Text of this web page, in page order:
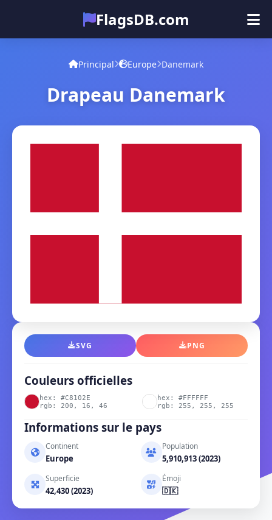
FlagsDB.com
Principal
Quiz
Principal Europe Danemark
Drapeau Danemark
SVG PNG
Couleurs officielles
hex: #C8102E
rgb: 200, 16, 46
hex: #FFFFFF
rgb: 255, 255, 255
Informations sur le pays
Continent
Europe
Population
5,910,913 (2023)
Superficie
42,430 (2023)
Émoji
🇩🇰